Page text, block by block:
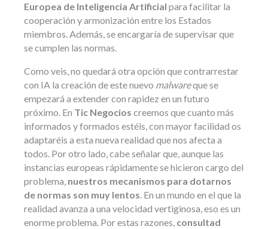
Europea de Inteligencia Artificial para facilitar la
cooperación y armonización entre los Estados
miembros. Además, se encargaría de supervisar que
se cumplen las normas.
Como veis, no quedará otra opción que contrarrestar
con IA la creación de este nuevo malwareque se
empezará a extender con rapidez en un futuro
próximo. En Tic Negocios creemos que cuanto más
informados y formados estéis, con mayor facilidad os
adaptaréis a esta nueva realidad que nos afecta a
todos. Por otro lado, cabe señalar que, aunque las
instancias europeas rápidamente se hicieron cargo del
problema, nuestros mecanismos para dotarnos
de normas son muy lentos. En un mundo en el que la
realidad avanza a una velocidad vertiginosa, eso es un
enorme problema. Por estas razones, consultad